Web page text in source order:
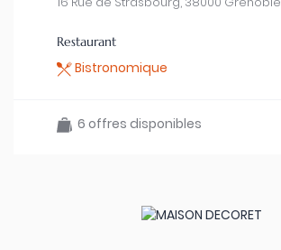
Restaurant
Bistronomique
6 offres disponibles